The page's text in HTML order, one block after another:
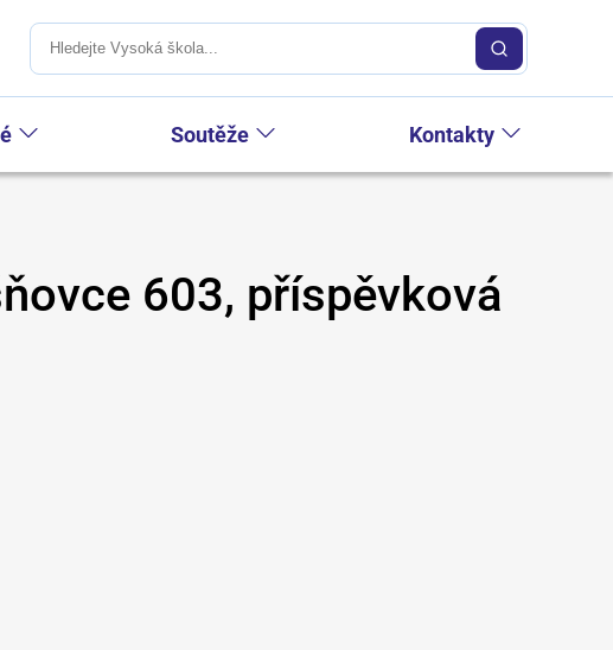
Soutěže Kontakty
603, příspěvková